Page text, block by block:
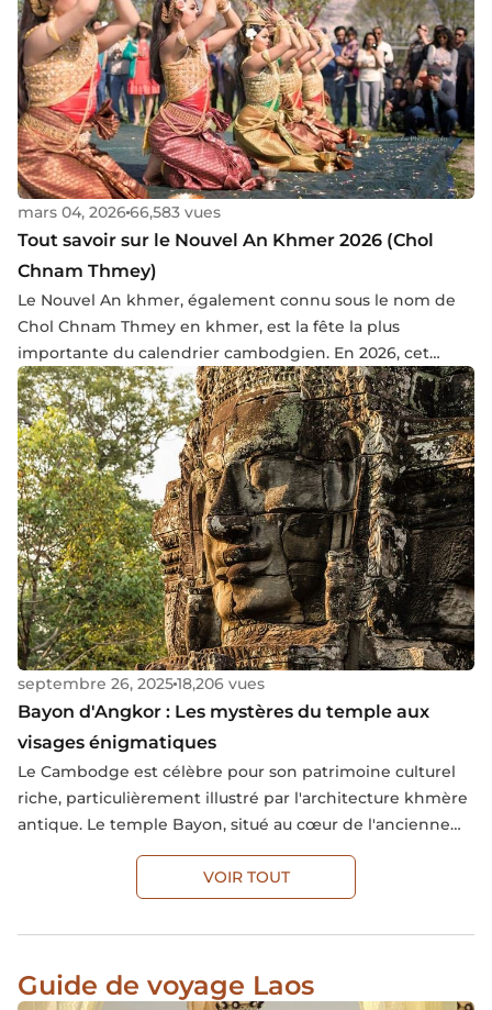
pierre et les arbres. Cet article explore l’histoire,
l’architecture singulière et l’importance culturelle de ce
temple extraordinaire.
mars 04, 202666,583 vues
Tout savoir sur le Nouvel An Khmer 2026 (Chol
Chnam Thmey)
Le Nouvel An khmer, également connu sous le nom de
Chol Chnam Thmey en khmer, est la fête la plus
importante du calendrier cambodgien. En 2026, cet
événement annuel aura lieu du mardi 14 au jeudi 16 avril.
C'est une célébration à la fois conviviale et spirituelle qui
revêt une grande importance culturelle pour le pays.
Dans cet article, vous découvrirez l'origine de cette fête,
ainsi que les traditions et les célébrations associées au
Nouvel An cambodgien de 2026.
septembre 26, 202518,206 vues
Bayon d'Angkor : Les mystères du temple aux
visages énigmatiques
Le Cambodge est célèbre pour son patrimoine culturel
riche, particulièrement illustré par l'architecture khmère
antique. Le temple Bayon, situé au cœur de l'ancienne
cité d'Angkor, est un exemple emblématique de cette
architecture. Connu pour ses tours à visages mystérieux
et son style unique, le Bayon est un chef-d'œuvre de l'art
et de l'ingénierie khmère. Chaque pierre du Bayon
reflétant les influences religieuses et les traditions qui
VOIR TOUT
Guide de voyage Laos